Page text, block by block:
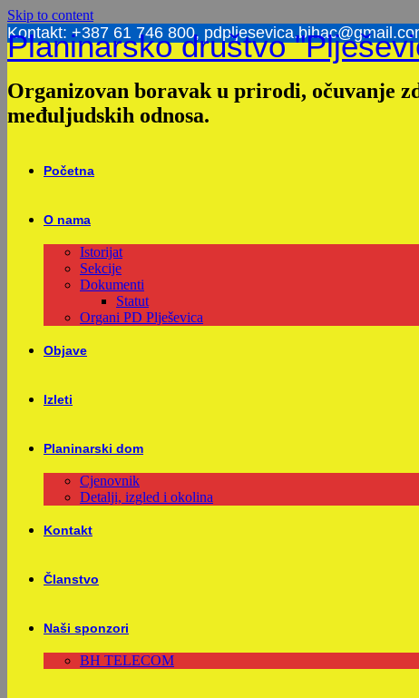
Skip to content
Kontakt: +387 61 746 800,
Planinarsko društvo
Organizovan boravak u prirodi, očuvanje
međuljudskih odnosa.
Početna
O nama
Istorijat
Sekcije
Dokumenti
Statut
Organi PD Plješevica
Objave
Izleti
Planinarski dom
Cjenovnik
Detalji, izgled i okolina
Kontakt
Članstvo
Naši sponzori
BH TELECOM